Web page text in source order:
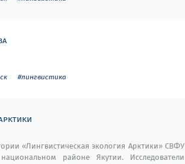
#лингвистика
«Лингвистическая экология Арктики» СВФУ
районе Якутии. Исследователи